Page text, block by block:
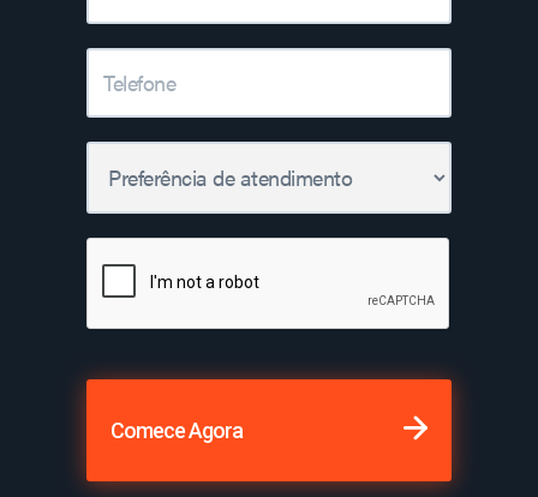
Comece Agora